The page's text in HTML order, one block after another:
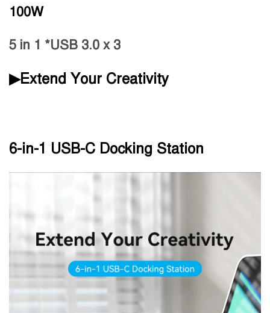
100W
5 in 1 *USB 3.0 x 3
▶Extend Your Creativity
6-in-1 USB-C Docking Station